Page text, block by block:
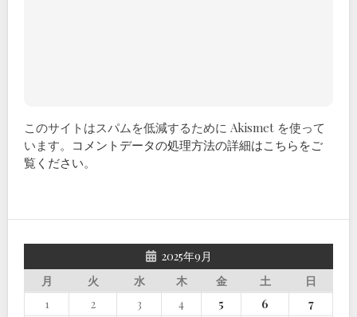
このサイトはスパムを低減するために Akismet を使って
います。 コメントデータの処理方法の詳細はこちらをご
覧ください。
2025年9月
月
火 水 木 金 土
日
1
2 3 4 5 6
7